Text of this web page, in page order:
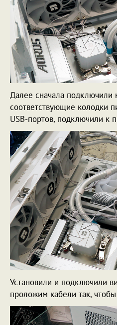
Далее сначала подключили
соответствующие колодки
USB-портов, подключили к
Установили и подключили
проложим кабели так,